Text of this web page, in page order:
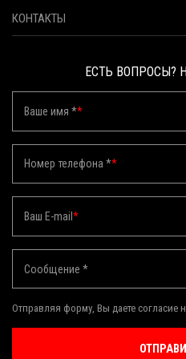
КОНТАКТЫ
ЕСТЬ ВОПРОСЫ?
Ваше имя **
Номер телефона **
Ваш E-mail *
Сообщение *
Отправляя форму, Вы даете согласие